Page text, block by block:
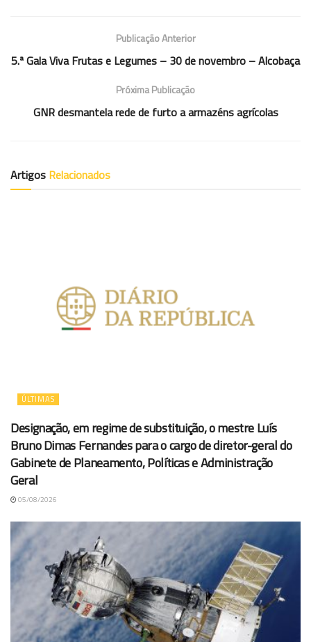
Publicação Anterior
5.ª Gala Viva Frutas e Legumes – 30 de novembro – Alcobaça
Próxima Publicação
GNR desmantela rede de furto a armazéns agrícolas
Artigos Relacionados
ÚLTIMAS
Designação, em regime de substituição, o mestre Luís
Bruno Dimas Fernandes para o cargo de diretor-geral do
Gabinete de Planeamento, Políticas e Administração
Geral
05/08/2026